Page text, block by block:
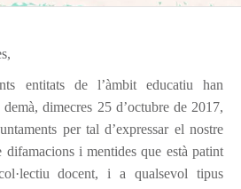
entitats de l’àmbit educatiu han
dimecres 25 d’octubre de 2017,
per tal d’expressar el nostre
i mentides que està patint
docent, i a qualsevol tipus